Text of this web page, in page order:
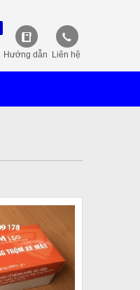
Hướng dẫn Liên hệ